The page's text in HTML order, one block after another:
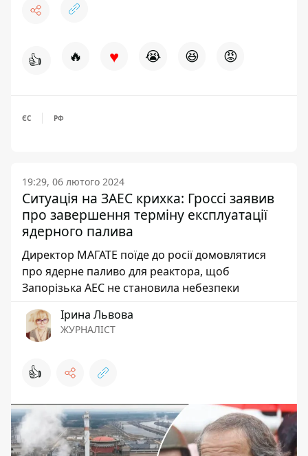
👍 🔥 ♥ 😭 😆 😡
ЄС РФ
19:29, 06 лютого 2024
Ситуація на ЗАЕС крихка: Гроссі заявив
про завершення терміну експлуатації
ядерного палива
Директор МАГАТЕ поїде до росії домовлятися
про ядерне паливо для реактора, щоб
Запорізька АЕС не становила небезпеки
Ірина Львова
ЖУРНАЛІСТ
👍